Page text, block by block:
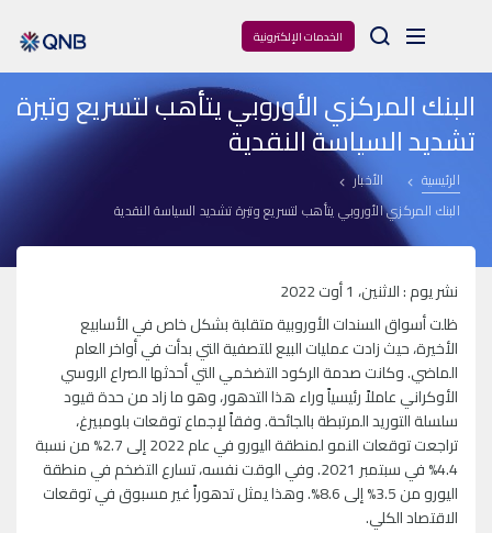
الخدمات الإلكترونية Arama
البنك المركزي الأوروبي يتأهب لتسريع وتيرة
تشديد السياسة النقدية
الرئيسية
الأخبار
البنك المركزي الأوروبي يتأهب لتسريع وتيرة تشديد السياسة النقدية
نشر يوم : الاثنين، 1 أوت 2022
ظلت أسواق السندات الأوروبية متقلبة بشكل خاص في الأسابيع
الأخيرة، حيث زادت عمليات البيع للتصفية التي بدأت في أواخر العام
الماضي. وكانت صدمة الركود التضخمي التي أحدثها الصراع الروسي
الأوكراني عاملاً رئيسياً وراء هذا التدهور، وهو ما زاد من حدة قيود
سلسلة التوريد المرتبطة بالجائحة. وفقاً لإجماع توقعات بلومبيرغ،
تراجعت توقعات النمو لمنطقة اليورو في عام 2022 إلى 2.7% من نسبة
4.4% في سبتمبر 2021. وفي الوقت نفسه، تسارع التضخم في منطقة
اليورو من 3.5% إلى 8.6%. وهذا يمثل تدهوراً غير مسبوق في توقعات
الاقتصاد الكلي.